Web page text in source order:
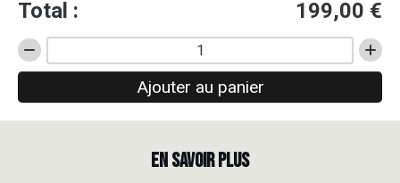
Total : 199,00 €
quantité
de
déco
Routière
Ajouter au panier
EN SAVOIR PLUS